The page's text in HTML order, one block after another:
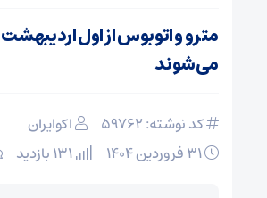
مترو و اتوبوس از اول
می‌شوند
کد نوشته: 59762
اکوایران